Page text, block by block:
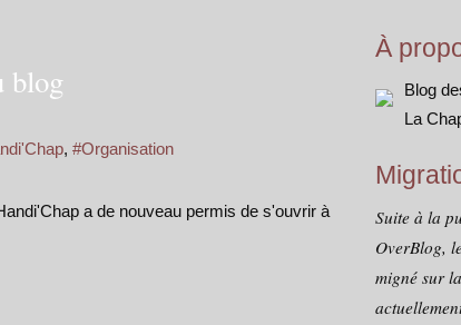
blog
, #Organisation
a de nouveau permis de s'ouvrir à
À
Blog
La
Suite à la
OverBlog,
migné sur